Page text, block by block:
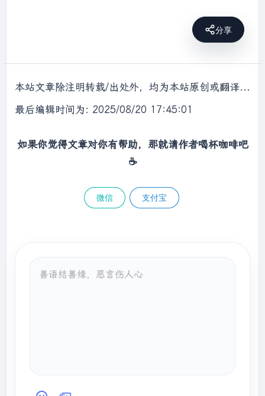
分享
本站文章除注明转载/出处外，均为本站原创或翻译，转载前请务必署名，转载请标明出处。
最后编辑时间为: 2025/08/20 17:45:01
如果你觉得文章对你有帮助，那就请作者喝杯咖啡吧
☕
微信 支付宝